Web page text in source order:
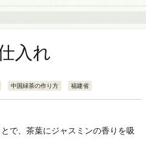
入れ
中国緑茶の作り方 福建省
で、茶葉にジャスミンの香りを吸